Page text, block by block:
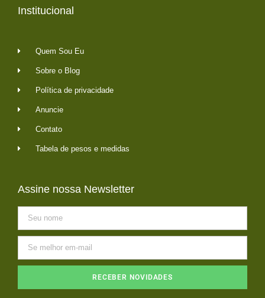
Institucional
Quem Sou Eu
Sobre o Blog
Política de privacidade
Anuncie
Contato
Tabela de pesos e medidas
Assine nossa Newsletter
RECEBER NOVIDADES